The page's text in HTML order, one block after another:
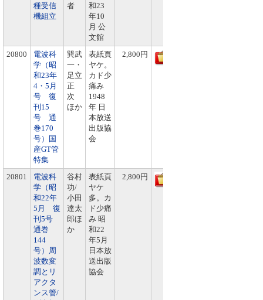
種受信
機組立
者
和23
年10
月 公
文館
20800
電波科
学（昭
和23年
4・5月
号 復
刊15
号 通
巻170
号）国
産GT管
特集
巽武
一・
足立
正
次
ほか
表紙頁
ヤケ。
カド少
痛み
1948
年 日
本放送
出版協
会
2,800円
20801
電波科
学（昭
和22年
5月 復
刊5号
通巻
144
号）周
波数変
調とリ
アクタ
ンス管/
谷村
功/
小田
達太
郎ほ
か
表紙頁
ヤケ
多。カ
ド少痛
み 昭
和22
年5月
日本放
送出版
協会
2,800円